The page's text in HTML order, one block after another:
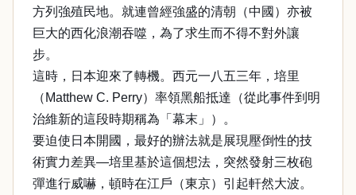
方列強殖民地。就連曾經強盛的清朝（中國）亦被
巨大的西化浪潮吞噬，為了求生而不得不對外讓
步。
這時，日本迎來了轉機。西元一八五三年，培里
（Matthew C. Perry）率領黑船抵達（從此事件到明
治維新的這段時期稱為「幕末」）。
要迫使日本開國，最好的辦法就是展現壓倒性的技
術實力差異—培里基於這個想法，突然發射三枚砲
彈進行威嚇，頓時在江戶（東京）引起軒然大波。